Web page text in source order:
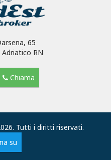
65
RN
Chiama
Tutti i diritti riservati.
su